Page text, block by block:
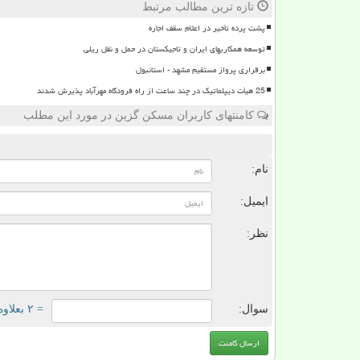
تازه ترین مطالب مرتبط
پشت پرده تأخیر در اعلام سقف اجاره
توسعه همکاریهای ایران و تاجیکستان در حمل و نقل ریلی
برقراری پرواز مستقیم مشهد - استانبول
25 هیأت دیپلماتیک در چند ساعت از راه فرودگاه مهرآباد پذیرش شدند
کامنتهای کاربران مسکن گزین در مورد این مطلب
نام:
ایمیل:
نظر:
سوال: = ۲ بعلاوه ۱